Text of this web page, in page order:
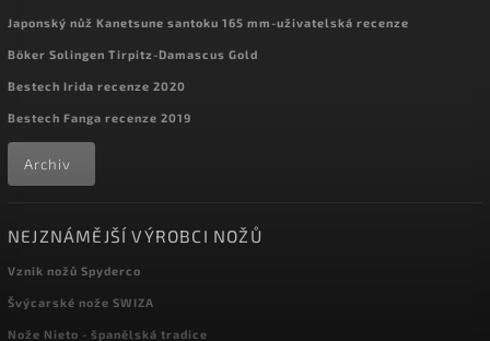
Japonský nůž Kanetsune santoku 165 mm-uživatelská recenze
Böker Solingen Tirpitz-Damascus Gold
Bestech Irida recenze 2020
Bestech Fanga recenze 2019
Archiv
NEJZNÁMĚJŠÍ VÝROBCI NOŽŮ
Vznik nožů Spyderco
Švýcarské nože SWIZA
Nože Nieto - španělská tradice